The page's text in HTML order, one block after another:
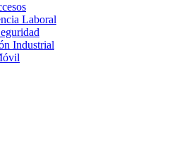
Laboral
Industrial